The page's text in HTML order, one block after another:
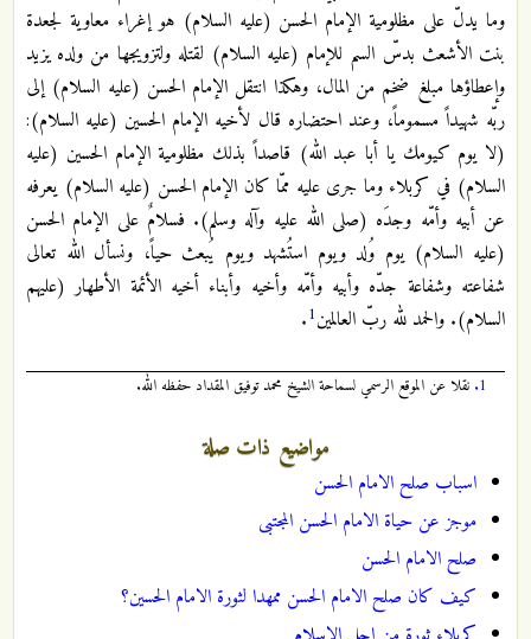
وما يدلّ على مظلومية الإمام الحسن (عليه السلام) هو إغراء معاوية لجعدة
بنت الأشعث بدسّ السم للإمام (عليه السلام) لقتله ولتزويجها من ولده يزيد
وإعطاؤها مبلغ ضخم من المال، وهكذا انتقل الإمام الحسن (عليه السلام) إلى
ربّه شهيداً مسموماً، وعند احتضاره قال لأخيه الإمام الحسين (عليه السلام):
(لا يوم كيومك يا أبا عبد الله) قاصداً بذلك مظلومية الإمام الحسين (عليه
السلام) في كربلاء وما جرى عليه ممّا كان الإمام الحسن (عليه السلام) يعرفه
عن أبيه وأمّه وجدَه (صلى الله عليه وآله وسلم). فسلامٌ على الإمام الحسن
(عليه السلام) يوم وُلد ويوم استُشهد ويوم يُبعث حياً، ونسأل الله تعالى
شفاعته وشفاعة جدّه وأبيه وأمّه وأخيه وأبناء أخيه الأئمة الأطهار (عليهم
السلام). والحمد لله ربّ العالمين1
.
1. نقلا عن الموقع الرسمي لسماحة الشيخ محمد توفيق المقداد حفظه الله.
مواضيع ذات صلة
اسباب صلح الامام الحسن
موجز عن حياة الامام الحسن المجتبى
صلح الامام الحسن
كيف كان صلح الامام الحسن ممهدا لثورة الامام الحسين؟